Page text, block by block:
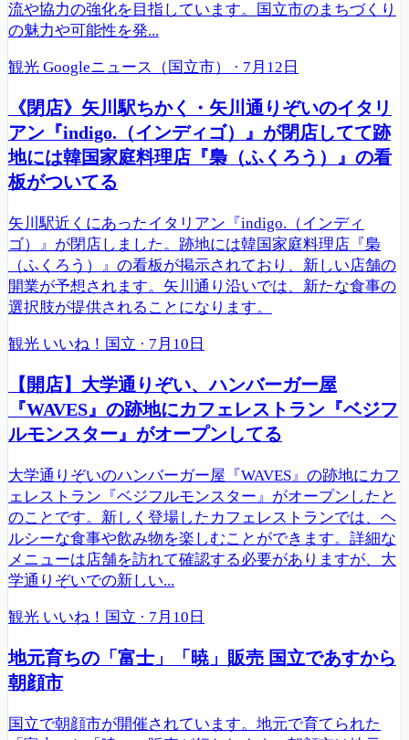
流や協力の強化を目指しています。国立市のまちづくり
の魅力や可能性を発...
観光 Googleニュース（国立市） · 7月12日
《閉店》矢川駅ちかく・矢川通りぞいのイタリ
アン『indigo.（インディゴ）』が閉店してて跡
地には韓国家庭料理店『梟（ふくろう）』の看
板がついてる
矢川駅近くにあったイタリアン『indigo.（インディ
ゴ）』が閉店しました。跡地には韓国家庭料理店『梟
（ふくろう）』の看板が掲示されており、新しい店舗の
開業が予想されます。矢川通り沿いでは、新たな食事の
選択肢が提供されることになります。
観光 いいね！国立 · 7月10日
【開店】大学通りぞい、ハンバーガー屋
『WAVES』の跡地にカフェレストラン『ベジフ
ルモンスター』がオープンしてる
大学通りぞいのハンバーガー屋『WAVES』の跡地にカフ
ェレストラン『ベジフルモンスター』がオープンしたと
のことです。新しく登場したカフェレストランでは、ヘ
ルシーな食事や飲み物を楽しむことができます。詳細な
メニューは店舗を訪れて確認する必要がありますが、大
学通りぞいでの新しい...
観光 いいね！国立 · 7月10日
地元育ちの「富士」「暁」販売 国立であすから
朝顔市
国立で朝顔市が開催されています。地元で育てられた